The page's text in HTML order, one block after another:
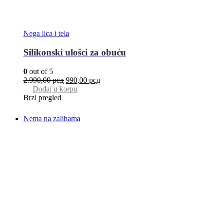
Nega lica i tela
Silikonski ulošci za obuću
0 out of 5
2.990,00рсд 990,00 рсд
Dodaj u korpu
Brzi pregled
Nema na zalihama